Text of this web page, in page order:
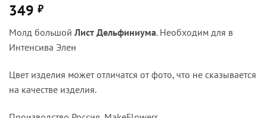
349 ₽
Молд большой Лист Дельфиниума. Необходим для в
Интенсива Элен
Цвет изделия может отличатся от фото, что не сказывается
на качестве изделия.